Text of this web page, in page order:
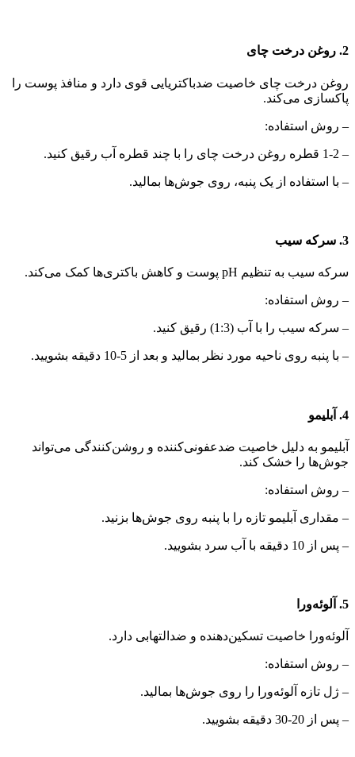
2. روغن درخت چای
روغن درخت چای خاصیت ضدباکتریایی قوی دارد و منافذ پوست را
پاکسازی می‌کند.
– روش استفاده:
– 1-2 قطره روغن درخت چای را با چند قطره آب رقیق کنید.
– با استفاده از یک پنبه، روی جوش‌ها بمالید.
3. سرکه سیب
سرکه سیب به تنظیم pH پوست و کاهش باکتری‌ها کمک می‌کند.
– روش استفاده:
– سرکه سیب را با آب (1:3) رقیق کنید.
– با پنبه روی ناحیه مورد نظر بمالید و بعد از 5-10 دقیقه بشویید.
4. آبلیمو
آبلیمو به دلیل خاصیت ضدعفونی‌کننده و روشن‌کنندگی می‌تواند
جوش‌ها را خشک کند.
– روش استفاده:
– مقداری آبلیمو تازه را با پنبه روی جوش‌ها بزنید.
– پس از 10 دقیقه با آب سرد بشویید.
5. آلوئه‌ورا
آلوئه‌ورا خاصیت تسکین‌دهنده و ضدالتهابی دارد.
– روش استفاده:
– ژل تازه آلوئه‌ورا را روی جوش‌ها بمالید.
– پس از 20-30 دقیقه بشویید.